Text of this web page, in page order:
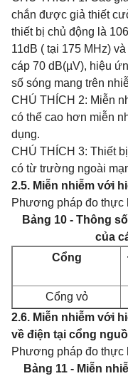
chắn được giả thiết
thiết bị chủ động là
11dB ( tại 175 MHz)
cáp 70 dB(µV), hiệu
số sóng mang trên
CHÚ THÍCH 2: Miễn
có thể cao hơn miễn
dụng.
CHÚ THÍCH 3: Thiết
có từ trường ngoài
2.5. Miễn nhiễm với
Phương pháp đo thực
Bảng 10 - Thông
của
Cổng
Cổng vỏ
2.6. Miễn nhiễm với
về điện tại cổng
Phương pháp đo thực
Bảng 11 - Miễn